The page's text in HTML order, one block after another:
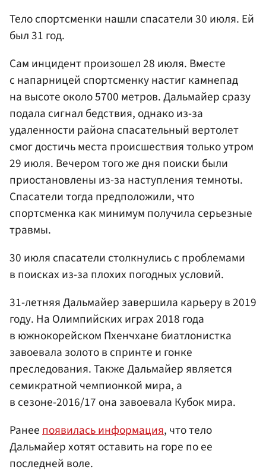
Тело спортсменки нашли спасатели 30 июля. Ей
был 31 год.
Сам инцидент произошел 28 июля. Вместе
с напарницей спортсменку настиг камнепад
на высоте около 5700 метров. Дальмайер сразу
подала сигнал бедствия, однако из-за
удаленности района спасательный вертолет
смог достичь места происшествия только утром
29 июля. Вечером того же дня поиски были
приостановлены из-за наступления темноты.
Спасатели тогда предположили, что
спортсменка как минимум получила серьезные
травмы.
30 июля спасатели столкнулись с проблемами
в поисках из-за плохих погодных условий.
31-летняя Дальмайер завершила карьеру в 2019
году. На Олимпийских играх 2018 года
в южнокорейском Пхенчхане биатлонистка
завоевала золото в спринте и гонке
преследования. Также Дальмайер является
семикратной чемпионкой мира, а
в сезоне-2016/17 она завоевала Кубок мира.
Ранеепоявилась информация, что тело
Дальмайер хотят оставить на горе по ее
последней воле.